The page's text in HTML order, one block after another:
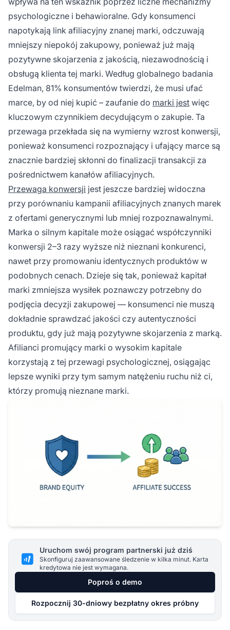
psychologiczne i behawioralne. Gdy konsumenci
napotykają link afiliacyjny znanej marki, odczuwają
mniejszy niepokój zakupowy, ponieważ już mają
pozytywne skojarzenia z jakością, niezawodnością i
obsługą klienta tej marki. Według globalnego badania
Edelman, 81% konsumentów twierdzi, że musi ufać
marce, by od niej kupić – zaufanie do marki jest więc
kluczowym czynnikiem decydującym o zakupie. Ta
przewaga przekłada się na wymierny wzrost konwersji,
ponieważ konsumenci rozpoznający i ufający marce są
znacznie bardziej skłonni do finalizacji transakcji za
pośrednictwem kanałów afiliacyjnych.
Przewaga konwersji jest jeszcze bardziej widoczna
przy porównaniu kampanii afiliacyjnych znanych marek
z ofertami generycznymi lub mniej rozpoznawalnymi.
Marka o silnym kapitale może osiągać współczynniki
konwersji 2–3 razy wyższe niż nieznani konkurenci,
nawet przy promowaniu identycznych produktów w
podobnych cenach. Dzieje się tak, ponieważ kapitał
marki zmniejsza wysiłek poznawczy potrzebny do
podjęcia decyzji zakupowej — konsumenci nie muszą
dokładnie sprawdzać jakości czy autentyczności
produktu, gdy już mają pozytywne skojarzenia z marką.
Afilianci promujący marki o wysokim kapitale
korzystają z tej przewagi psychologicznej, osiągając
lepsze wyniki przy tym samym natężeniu ruchu niż ci,
którzy promują nieznane marki.
Uruchom swój program partnerski już dziś
Skonfiguruj zaawansowane śledzenie w kilka minut. Karta
kredytowa nie jest wymagana.
Poproś o demo
Rozpocznij 30-dniowy bezpłatny okres próbny